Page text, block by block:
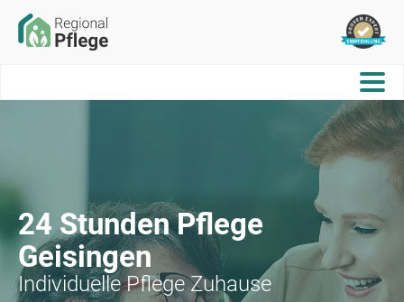
24 Stunden Pflege
Geisingen
Individuelle Pflege Zuhause